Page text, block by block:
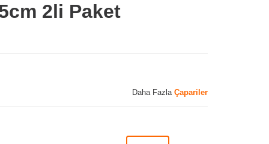
2li Paket
Daha Fazla Çapariler